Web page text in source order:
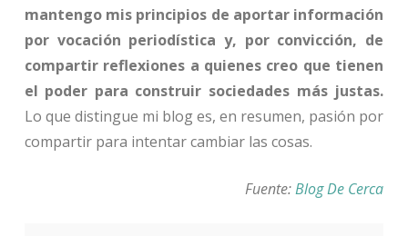
mantengo mis principios de aportar información
por vocación periodística y, por convicción, de
compartir reflexiones a quienes creo que tienen
el poder para construir sociedades más justas.
Lo que distingue mi blog es, en resumen, pasión por
compartir para intentar cambiar las cosas.
Fuente:Blog De Cerca